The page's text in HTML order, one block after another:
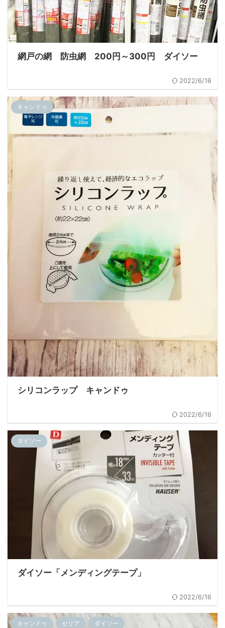
網戸の網 防虫網 200円～300円 ダイソー
2022/6/16
キャンドゥ
シリコンラップ キャンドゥ
2022/6/16
ダイソー
ダイソー「メンディングテープ」
2022/6/16
キャンドゥ セリア ダイソー